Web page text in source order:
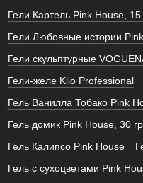
Гели Картель Pink House,
Гели Любовные истории
Гели скульптурные
Гели-желе Klio Professional
Гель Ванилла Тобако Pink
Гель домик Pink House, 30 гр
Гель Калипсо Pink House
Гель с сухоцветами Pink